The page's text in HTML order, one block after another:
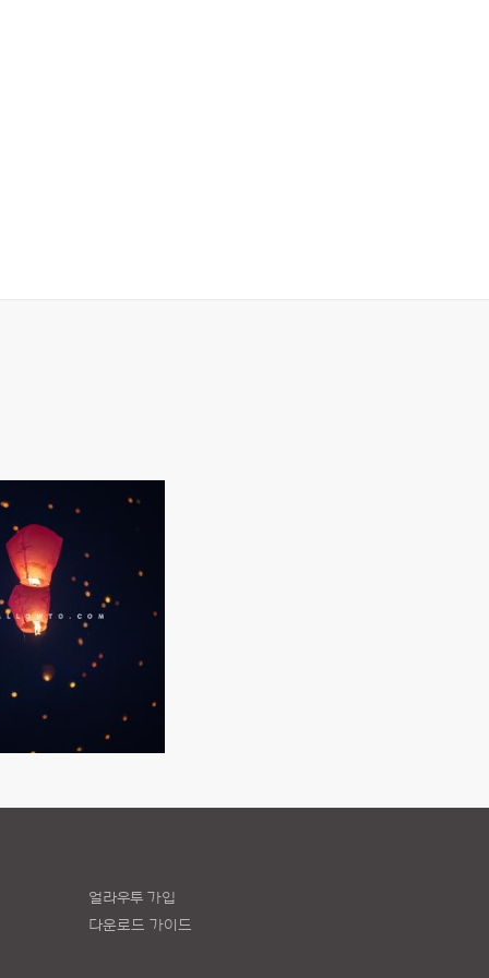
얼라우투 가입
다운로드 가이드